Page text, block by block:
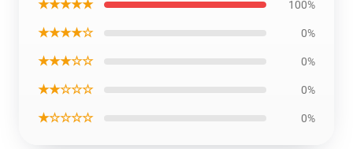
★★★★★ 100%
★★★★☆ 0%
★★★☆☆ 0%
★★☆☆☆ 0%
★☆☆☆☆ 0%